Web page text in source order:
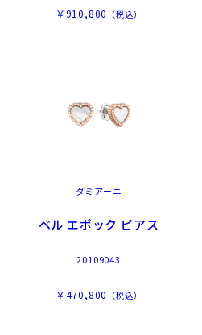
￥910,800 （税込）
ダミアーニ
ベル エポック ピアス
20109043
￥470,800 （税込）